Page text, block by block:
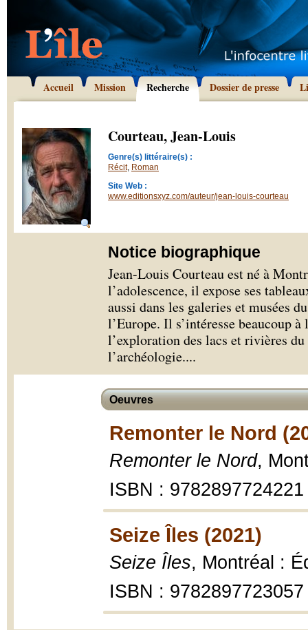
Accueil Mission Recherche Dossier de presse
Courteau, Jean-Louis
Genre(s) littéraire(s) :
Récit, Roman
Site Web :
www.editionsxyz.com/auteur/jean-louis-courteau
Notice biographique
Jean-Louis Courteau est né à
l’adolescence, il expose ses
aussi dans les galeries et musées
l’Europe. Il s’intéresse beaucoup
l’exploration des lacs et rivières
l’archéologie....
Oeuvres
Remonter le Nord
Remonter le Nord,
ISBN : 9782897724221
Seize Îles (2021)
Seize Îles, Montréal :
ISBN : 9782897723057